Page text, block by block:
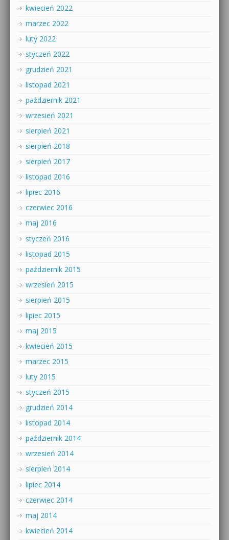
kwiecień 2022
marzec 2022
luty 2022
styczeń 2022
grudzień 2021
listopad 2021
październik 2021
wrzesień 2021
sierpień 2021
sierpień 2018
sierpień 2017
listopad 2016
lipiec 2016
czerwiec 2016
maj 2016
styczeń 2016
listopad 2015
październik 2015
wrzesień 2015
sierpień 2015
lipiec 2015
maj 2015
kwiecień 2015
marzec 2015
luty 2015
styczeń 2015
grudzień 2014
listopad 2014
październik 2014
wrzesień 2014
sierpień 2014
lipiec 2014
czerwiec 2014
maj 2014
kwiecień 2014